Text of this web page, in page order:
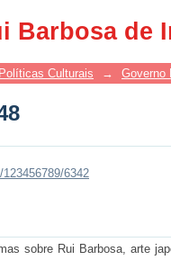
Barbosa de
Culturais → Governo
6342
sobre Rui Barbosa, arte